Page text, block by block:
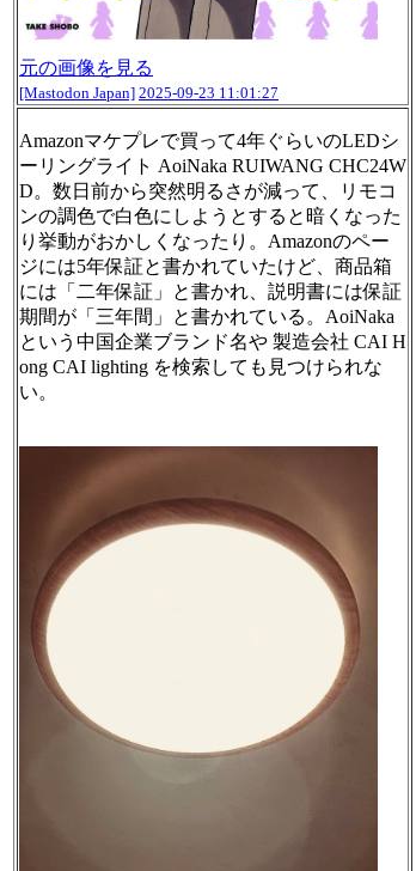
元の画像を見る
[Mastodon Japan] 2025-09-23 11:01:27
Amazonマケプレで買って4年ぐらいのLEDシ
ーリングライト AoiNaka RUIWANG CHC24W
D。数日前から突然明るさが減って、リモコ
ンの調色で白色にしようとすると暗くなった
り挙動がおかしくなったり。Amazonのペー
ジには5年保証と書かれていたけど、商品箱
には「二年保証」と書かれ、説明書には保証
期間が「三年間」と書かれている。AoiNaka
という中国企業ブランド名や 製造会社 CAI H
ong CAI lighting を検索しても見つけられな
い。